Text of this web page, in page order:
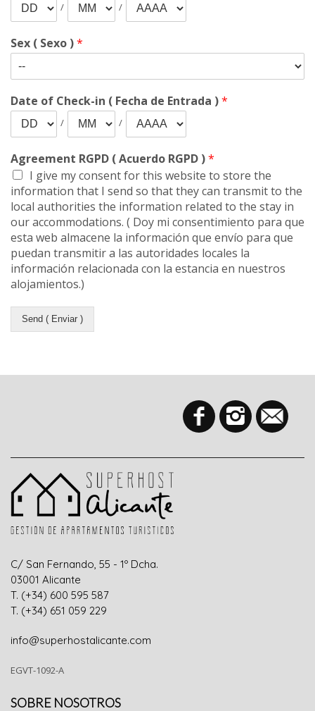
/ /
Sex ( Sexo )*
Date of Check-in ( Fecha de Entrada )*
/ /
Agreement RGPD ( Acuerdo RGPD )*
I give my consent for this website to store the
information that I send so that they can transmit to the
local authorities the information related to the stay in
our accommodations. ( Doy mi consentimiento para que
esta web almacene la información que envío para que
puedan transmitir a las autoridades locales la
información relacionada con la estancia en nuestros
alojamientos.)
Send ( Enviar )
C/ San Fernando, 55 - 1º Dcha.
03001 Alicante
T. (+34) 600 595 587
T. (+34) 651 059 229
info@superhostalicante.com
EGVT-1092-A
SOBRE NOSOTROS